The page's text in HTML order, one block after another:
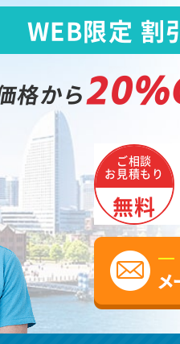
WEB限定 割
格から
ご相談
お見積もり
無料